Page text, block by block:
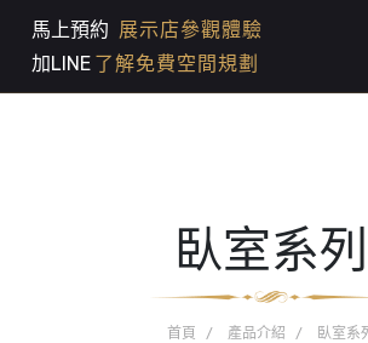
馬上預約 展示店參觀體驗
加LINE 了解免費空間規劃
臥室系列
首頁 產品介紹 臥室系